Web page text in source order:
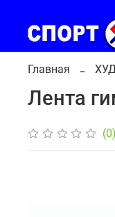
Главная
Лента
(0)